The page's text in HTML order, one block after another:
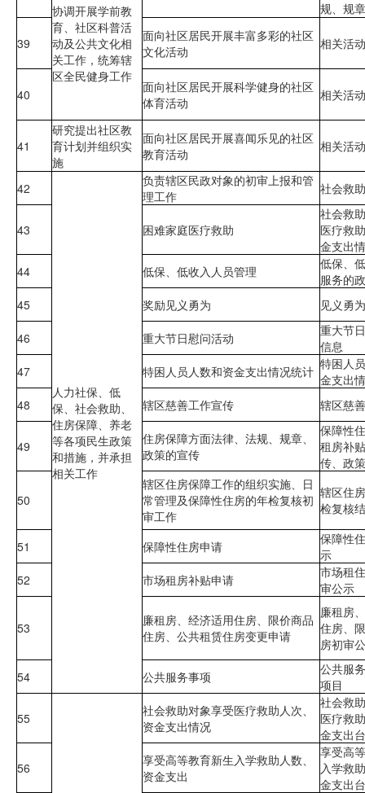
协调开展学前教
育、社区科普活
动及公共文化相
关工作，统筹辖
区全民健身工作
规、规
39
面向社区居民开展丰富多彩的社区
文化活动
相关活
40
面向社区居民开展科学健身的社区
体育活动
相关活
41
研究提出社区教
育计划并组织实
施
面向社区居民开展喜闻乐见的社区
教育活动
相关活
42
人力社保、低
保、社会救助、
住房保障、养老
等各项民生政策
和措施，并承担
相关工作
负责辖区民政对象的初审上报和管
理工作
社会救
43 困难家庭医疗救助
社会救
医疗救
金支出
44
低保、低收入人员管理
低保、
服务的
45
奖励见义勇为 见义勇
46 重大节日慰问活动
重大节
信息
47
特困人员人数和资金支出情况统计 特困人
金支出
48
辖区慈善工作宣传 辖区慈
49
住房保障方面法律、法规、规章、
政策的宣传
保障性
租房补
传、政
50
辖区住房保障工作的组织实施、日
常管理及保障性住房的年检复核初
审工作
辖区住
检复核
51 保障性住房申请
保障性
示
52
市场租房补贴申请
市场租
审公示
53
廉租房、经济适用住房、限价商品
住房、公共租赁住房变更申请
廉租房
住房、
房初审
54
公共服务事项
公共服
项目
55
社会救助对象享受医疗救助人次、
资金支出情况
社会救
医疗救
金支出
56
享受高等教育新生入学救助人数、
资金支出
享受高
入学救
金支出